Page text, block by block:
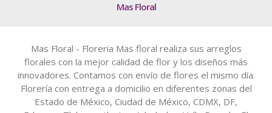
Mas Floral
Mas Floral - Floreria Mas floral realiza sus arreglos
florales con la mejor calidad de flor y los diseños más
innovadores. Contamos con envío de flores el mismo día.
Florería con entrega a domicilio en diferentes zonas del
Estado de México, Ciudad de México, CDMX, DF,